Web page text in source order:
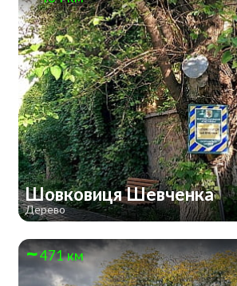
Шовковиця Шевченка
Дерево
471 км